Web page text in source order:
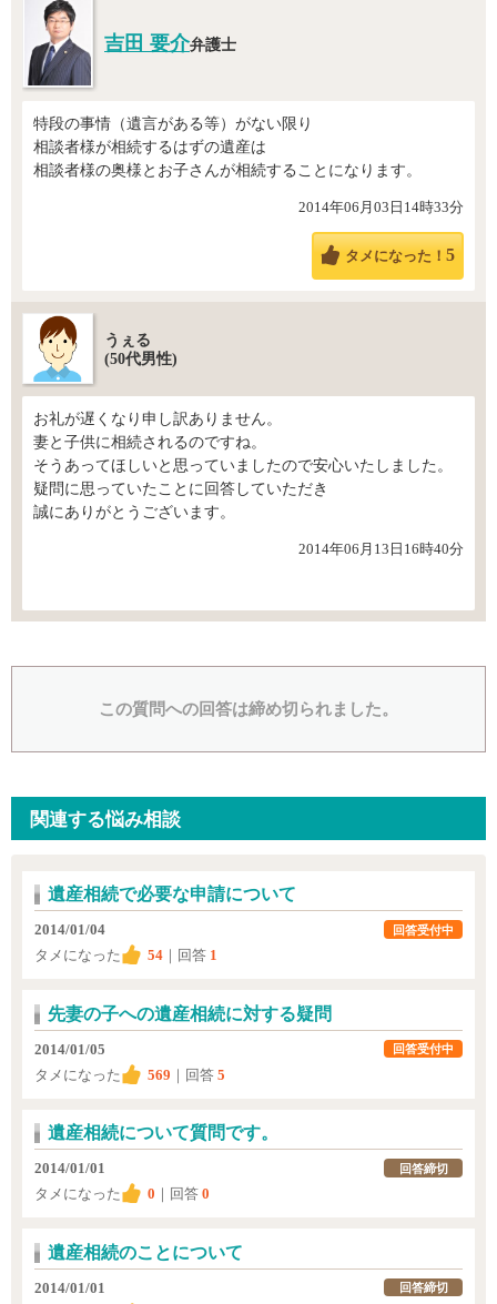
吉田 要介弁護士
特段の事情（遺言がある等）がない限り
相談者様が相続するはずの遺産は
相談者様の奥様とお子さんが相続することになります。
2014年06月03日14時33分
タメになった！ 5
うぇる
(50代男性)
お礼が遅くなり申し訳ありません。
妻と子供に相続されるのですね。
そうあってほしいと思っていましたので安心いたしました。
疑問に思っていたことに回答していただき
誠にありがとうございます。
2014年06月13日16時40分
この質問への回答は締め切られました。
関連する悩み相談
遺産相続で必要な申請について
2014/01/04
タメになった
54 ｜回答 1
回答受付中
先妻の子への遺産相続に対する疑問
2014/01/05
タメになった
569 ｜回答 5
回答受付中
遺産相続について質問です。
2014/01/01
タメになった
0 ｜回答 0
回答締切
遺産相続のことについて
2014/01/01
回答締切